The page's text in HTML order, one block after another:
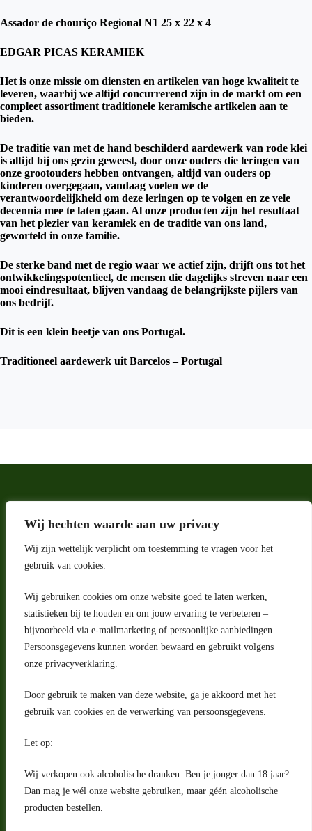
Wij hechten waarde aan uw privacy
Wij zijn wettelijk verplicht om toestemming te vragen voor het
gebruik van cookies.
Wij gebruiken cookies om onze website goed te laten werken,
statistieken bij te houden en om jouw ervaring te verbeteren –
bijvoorbeeld via e-mailmarketing of persoonlijke aanbiedingen.
Persoonsgegevens kunnen worden bewaard en gebruikt volgens
onze privacyverklaring.
Door gebruik te maken van deze website, ga je akkoord met het
gebruik van cookies en de verwerking van persoonsgegevens.
Let op:
Wij verkopen ook alcoholische dranken. Ben je jonger dan 18 jaar?
Dan mag je wél onze website gebruiken, maar géén alcoholische
producten bestellen.
Assador de chouriço Regional N1 25 x 22 x 4
EDGAR PICAS KERAMIEK
Het is onze missie om diensten en artikelen van hoge kwaliteit te
leveren, waarbij we altijd concurrerend zijn in de markt om een ​​
compleet assortiment traditionele keramische artikelen aan te
bieden.
De traditie van met de hand beschilderd aardewerk van rode klei
is altijd bij ons gezin geweest, door onze ouders die leringen van
onze grootouders hebben ontvangen, altijd van ouders op
kinderen overgegaan, vandaag voelen we de
verantwoordelijkheid om deze leringen op te volgen en ze vele
decennia mee te laten gaan. Al onze producten zijn het resultaat
van het plezier van keramiek en de traditie van ons land,
geworteld in onze familie.
De sterke band met de regio waar we actief zijn, drijft ons tot het
ontwikkelingspotentieel, de mensen die dagelijks streven naar een
mooi eindresultaat, blijven vandaag de belangrijkste pijlers van
ons bedrijf.
Dit is een klein beetje van ons Portugal.
Traditioneel aardewerk uit Barcelos – Portugal
Adres
Riga 4 E
2993 LW Barendrecht
Nederland
Contact
klantenservice@portugeseproducten.nl
Facebook
Herroepingsrecht
Bij bezorging van alcoholhoudende dranken voert de bezorger